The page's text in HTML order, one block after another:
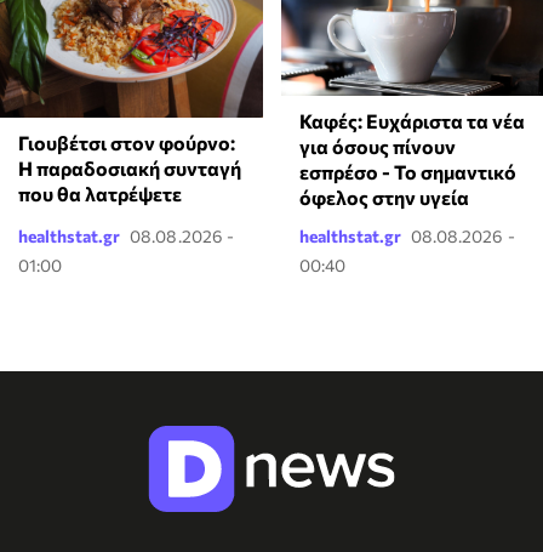
Γιουβέτσι στον φούρνο:
Η παραδοσιακή συνταγή
που θα λατρέψετε
healthstat.gr 08.08.2026 -
01:00
Καφές: Ευχάριστα τα νέα
για όσους πίνουν
εσπρέσο - Το σημαντικό
όφελος στην υγεία
healthstat.gr 08.08.2026 -
00:40